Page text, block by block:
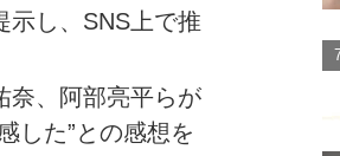
示し、SNS上で推
奈、阿部亮平らが
した”との感想を